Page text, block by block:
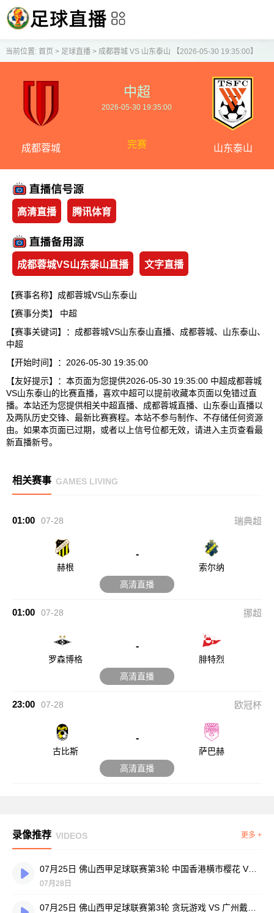
当前位置: 首页 > 足球直播> 成都蓉城 VS 山东泰山 【2026-05-30 19:35:00】
成都蓉城
中超
2026-05-30 19:35:00
完赛 山东泰山
高清直播 腾讯体育
成都蓉城VS山东泰山直播 文字直播
【赛事名称】成都蓉城VS山东泰山
【赛事分类】 中超
【赛事关键词】：成都蓉城VS山东泰山直播、成都蓉城、山东泰山、
中超
【开始时间】：2026-05-30 19:35:00
【友好提示】：本页面为您提供2026-05-30 19:35:00 中超成都蓉城
VS山东泰山的比赛直播，喜欢中超可以提前收藏本页面以免错过直
播。本站还为您提供相关中超直播、成都蓉城直播、山东泰山直播以
及两队历史交锋、最新比赛赛程。本站不参与制作、不存储任何资源
由。如果本页面已过期，或者以上信号位都无效，请进入主页查看最
新直播新号。
相关赛事 GAMES LIVING
01:00 07-28 瑞典超
赫根
-
索尔纳
高清直播
01:00 07-28 挪超
罗森博格
-
腓特烈
高清直播
23:00 07-28 欧冠杯
古比斯
-
萨巴赫
高清直播
录像推荐 VIDEOS 更多 +
07月25日 佛山西甲足球联赛第3轮 中国香港横市樱花 VS 吉图省实青年 全场录像
07月28日